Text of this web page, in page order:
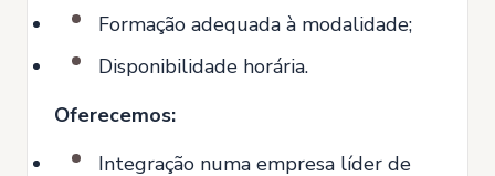
Formação adequada à modalidade;
Disponibilidade horária.
Oferecemos:
Integração numa empresa líder de